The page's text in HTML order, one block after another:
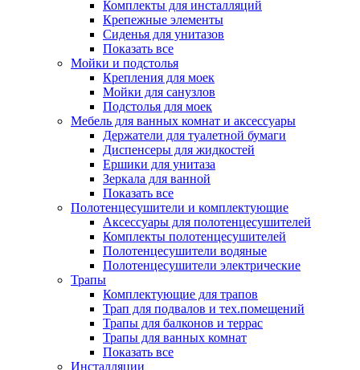
Комплекты для инсталляций
Крепежные элементы
Сиденья для унитазов
Показать все
Мойки и подстолья
Крепления для моек
Мойки для санузлов
Подстолья для моек
Мебель для ванных комнат и аксессуары
Держатели для туалетной бумаги
Диспенсеры для жидкостей
Ершики для унитаза
Зеркала для ванной
Показать все
Полотенцесушители и комплектующие
Аксессуары для полотенцесушителей
Комплекты полотенцесушителей
Полотенцесушители водяные
Полотенцесушители электрические
Трапы
Комплектующие для трапов
Трап для подвалов и тех.помещений
Трапы для балконов и террас
Трапы для ванных комнат
Показать все
Инсталляции